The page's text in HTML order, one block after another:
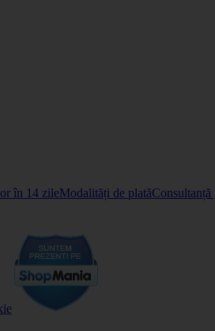
în 14 zileModalități de platăConsultanță